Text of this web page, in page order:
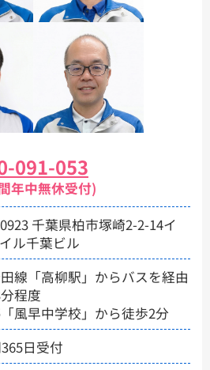
091-053
年中無休受付)
千葉県柏市塚崎2-2-14イ
ル千葉ビル
線「高柳駅」からバスを経由
程度
風早中学校」から徒歩2分
日受付